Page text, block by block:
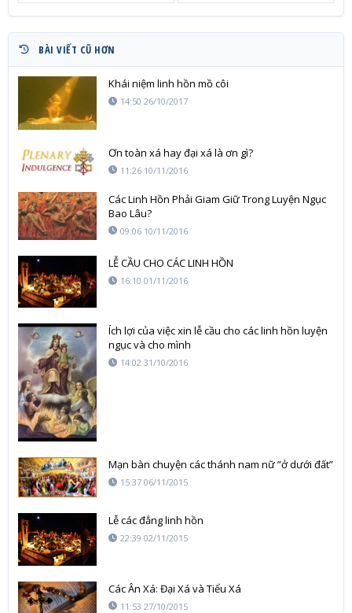
BÀI VIẾT CŨ HƠN
Khái niệm linh hồn mồ côi
14:50 26/10/2017
Ơn toàn xá hay đại xá là ơn gì?
11:26 10/11/2016
Các Linh Hồn Phải Giam Giữ Trong Luyện Ngục
Bao Lâu?
09:06 10/11/2016
LỄ CẦU CHO CÁC LINH HỒN
16:10 01/11/2016
Ích lợi của việc xin lễ cầu cho các linh hồn luyện
ngục và cho mình
14:02 31/10/2016
Mạn bàn chuyện các thánh nam nữ ”ở dưới đất”
15:37 06/11/2015
Lễ các đẳng linh hồn
22:39 02/11/2015
Các Ân Xá: Đại Xá và Tiểu Xá
11:53 27/10/2015